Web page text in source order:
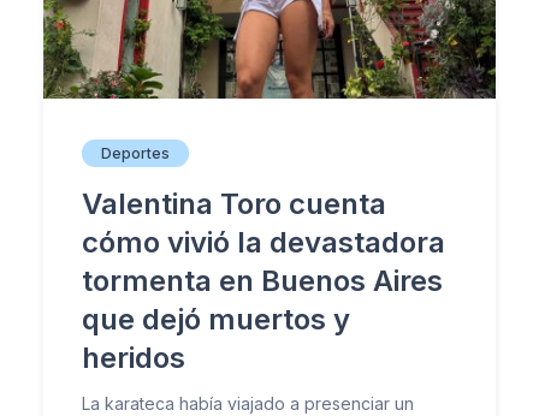
Deportes
Valentina Toro cuenta
cómo vivió la devastadora
tormenta en Buenos Aires
que dejó muertos y
heridos
La karateca había viajado a presenciar un